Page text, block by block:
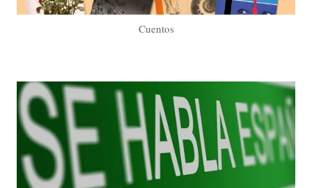
Cuentos